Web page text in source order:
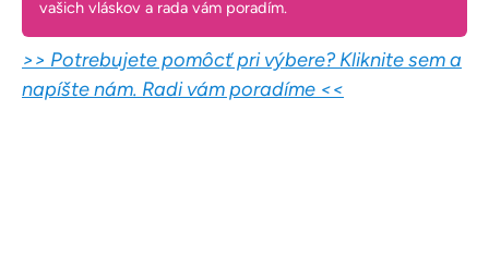
vašich vláskov a rada vám poradím.
>> Potrebujete pomôcť pri výbere? Kliknite sem a
napíšte nám. Radi vám poradíme <<